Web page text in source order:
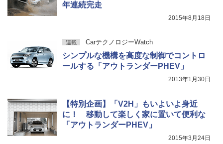
年連続完走
2015年8月18日
連載 CarテクノロジーWatch
シンプルな機構を高度な制御でコントロ
ールする「アウトランダーPHEV」
2013年1月30日
【特別企画】「V2H」もいよいよ身近
に！ 移動して楽しく家に置いて便利な
「アウトランダーPHEV」
2015年3月24日